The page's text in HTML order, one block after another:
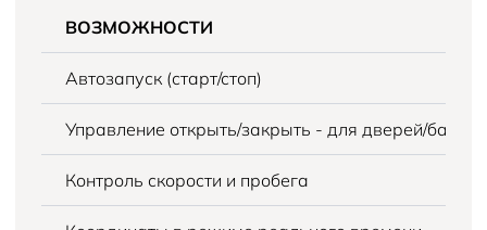
ВОЗМОЖНОСТИ
Автозапуск (старт/стоп)
Управление открыть/закрыть - для дверей/
Контроль скорости и пробега